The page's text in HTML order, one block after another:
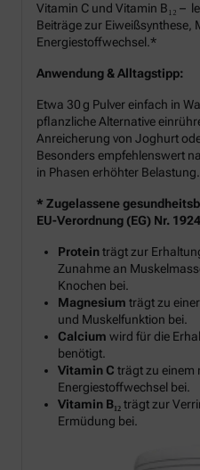
Vitamin C und Vitamin B₁₂ –
Beiträge zur Eiweißsynthese,
Energiestoffwechsel.*
Anwendung & Alltagstipp:
Etwa 30 g Pulver einfach in
pflanzliche Alternative
Anreicherung von Joghurt
Besonders empfehlenswert
in Phasen erhöhter Belastung.
* Zugelassene
EU-Verordnung (EG) Nr.
Proteinträgt zur
Zunahme an
Knochen bei.
Magnesium trägt zu
und Muskelfunktion bei.
Calcium wird für die
benötigt.
Vitamin C trägt zu einem
Energiestoffwechsel bei.
Vitamin B₁₂trägt zur
Ermüdung bei.